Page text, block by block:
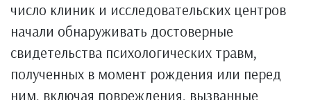
число клиник и исследовательских центров
начали обнаруживать достоверные
свидетельства психологических травм,
полученных в момент рождения или перед
ним, включая повреждения, вызванные